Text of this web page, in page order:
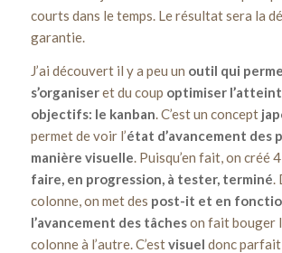
courts dans le temps. Le résultat sera la
garantie.
J’ai découvert il y a peu un outil qui
s’organiseret du coup optimiser
objectifs: le kanban. C’est un concept
permet de voir l’état d’avancement des
manière visuelle. Puisqu’en fait, on créé
faire, en progression, à tester, terminé.
colonne, on met des post-it et en
l’avancement des tâcheson fait bouger
colonne à l’autre. C’estvisuel donc